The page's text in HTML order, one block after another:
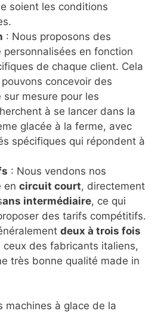
soient les conditions
: Nous proposons des
personnalisées en fonction
de chaque client. Cela
concevoir des
sur mesure pour les
à se lancer dans la
glacée à la ferme, avec
spécifiques qui répondent à
: Nous vendons nos
en circuit court, directement
ans intermédiaire, ce qui
des tarifs compétitifs.
deux à trois fois
ceux des fabricants italiens,
très bonne qualité made in
machines à glace de la